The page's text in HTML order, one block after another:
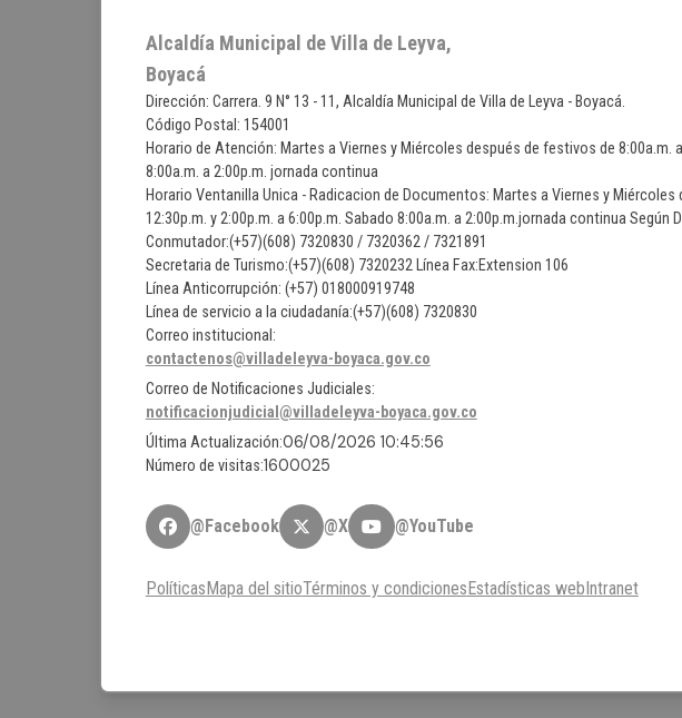
Alcaldía Municipal de Villa de Leyva,
Boyacá
Dirección: Carrera. 9 N° 13 - 11, Alcaldía Municipal de Villa de Leyva - Boyacá.
Código Postal: 154001
Horario de Atención: Martes a Viernes y Miércoles después de festivos de 8:00a.m.
8:00a.m. a 2:00p.m. jornada continua
Horario Ventanilla Unica - Radicacion de Documentos: Martes a Viernes y
12:30p.m. y 2:00p.m. a 6:00p.m. Sabado 8:00a.m. a 2:00p.m.jornada continua Según
Conmutador:(+57)(608) 7320830 / 7320362 / 7321891
Secretaria de Turismo:(+57)(608) 7320232 Línea Fax:Extension 106
Línea Anticorrupción: (+57) 018000919748
Línea de servicio a la ciudadanía:(+57)(608) 7320830
Correo institucional:
contactenos@villadeleyva-boyaca.gov.co
Correo de Notificaciones Judiciales:
notificacionjudicial@villadeleyva-boyaca.gov.co
Última Actualización:06/08/2026 10:45:56
Número de visitas:1600025
@Facebook @X @YouTube
PolíticasMapa del sitioTérminos y condicionesEstadísticas webIntranet